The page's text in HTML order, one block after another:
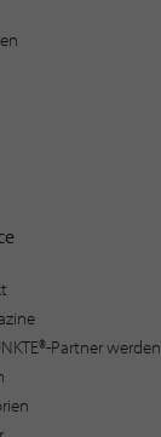
Partner werden